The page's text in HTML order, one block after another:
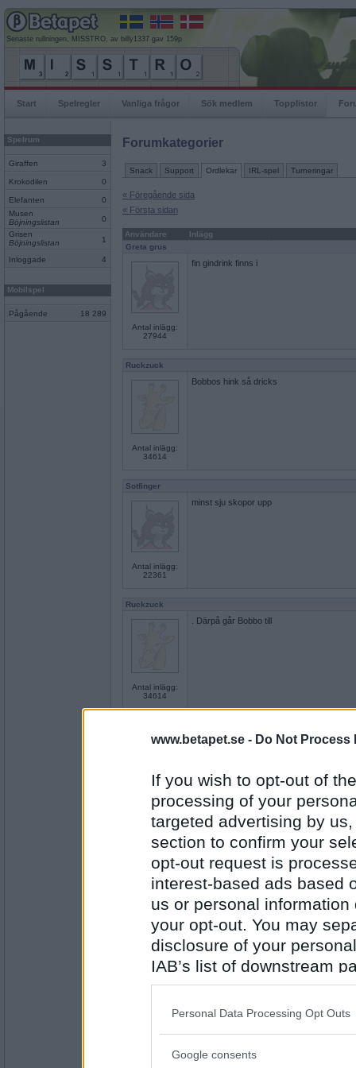
www.betapet.se - Do Not Process
If you wish to opt-out of
processing of your
targeted advertising by
section to confirm your
opt-out request is
interest-based ads based
us or personal
your opt-out. You may
disclosure of your
IAB’s list of downstream
also be disclosed by us
Downstream Participants
Please note that this
Personal Data Processing Opt Outs
Google consents
Senaste rullningen, MISSTRO, av billy1337 gav 159p
Start Spelregler Vanliga frågor Sök medlem Topplistor
Spelrum
Giraffen 3
Krokodilen 0
Elefanten
0
Musen
Böjningslistan
0
Grisen
Böjningslistan
1
Inloggade 4
Mobilspel
Pågående 18 289
Forumkategorier
Snack Support Ordlekar IRL-spel Turneringar
« Föregående sida
« Första sidan
Användare
Inlägg
Greta grus
Antal inlägg:
27944
fin gindrink finns i
Ruckzuck
Antal inlägg:
34614
Bobbos hink så dricks
Sotfinger
Antal inlägg:
22361
minst sju skopor upp
Ruckzuck
Antal inlägg:
34614
. Därpå går Bobbo till
Antal inlägg:
5079
doktorn för sin värk
Sotfinger
Antal inlägg:
22361
och vill få ättiksprit
Greta grus
,minst tio ml/kg, för